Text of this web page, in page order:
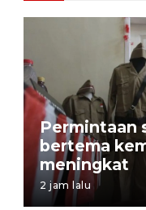
Permintaan
bertema
meningkat
2 jam lalu